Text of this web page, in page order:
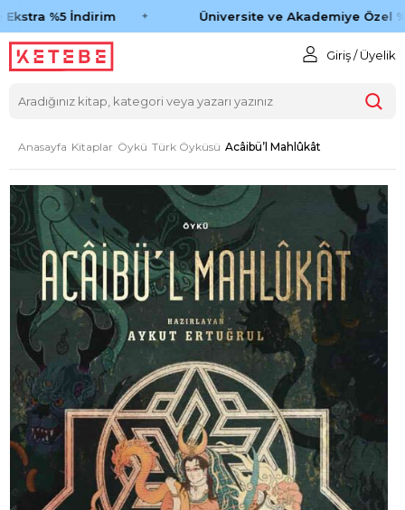
%5 İndirim Üniversite ve Akademiye Özel
Giriş / Üyelik
Anasayfa Kitaplar Öykü Türk Öyküsü Acâibü’l Mahlûkât